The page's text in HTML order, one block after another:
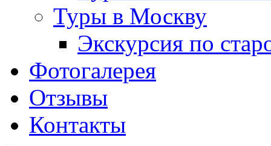
Туры в Москву
Экскурсия по
Фотогалерея
Отзывы
Контакты